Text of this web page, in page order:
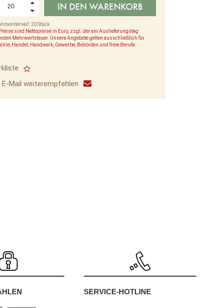
20 Stück
sind Nettopreise in Euro, zzgl. der am Auslieferungstag
Mehrwertsteuer. Unsere Angebote gelten ausschließlich für
Handel, Handwerk, Gewerbe, Behörden und freie Berufe.
IN DEN WARENKORB
E-Mail weiterempfehlen
SERVICE-HOTLINE